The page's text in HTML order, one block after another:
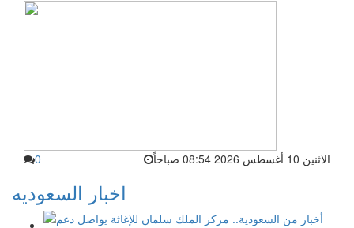
الاثنين 10 أغسطس 2026 08:54 صباحاً 0
اخبار السعوديه